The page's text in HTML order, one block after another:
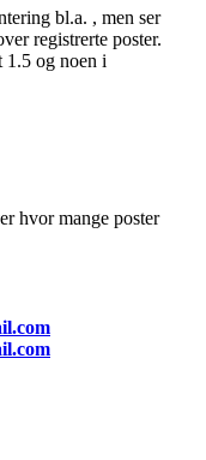
bl.a. , men ser
registrerte poster.
1.5 og noen i
hvor mange poster